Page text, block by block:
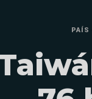
PAÍS